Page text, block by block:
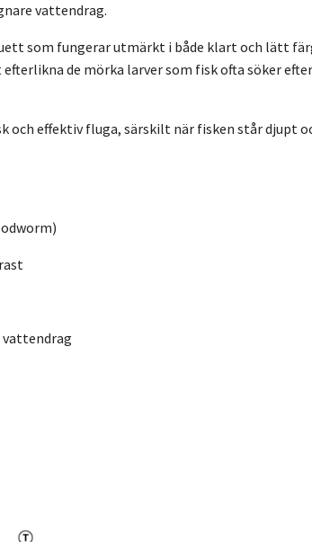
vattendrag.
som fungerar utmärkt i både klart och lätt
de mörka larver som fisk ofta söker
och effektiv fluga, särskilt när fisken står djupt
vattendrag